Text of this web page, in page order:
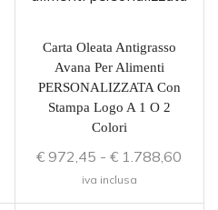
Carta Oleata Antigrasso
Avana Per Alimenti
PERSONALIZZATA Con
Stampa Logo A 1 O 2
Colori
€ 972,45 - € 1.788,60
iva inclusa